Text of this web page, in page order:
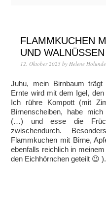
FLAMMKUCHEN
UND WALNÜSSEN
12. Oktober 2025 by Helene
Juhu, mein Birnbaum
Ernte wird mit dem Igel,
Ich rühre Kompott (mit
Birnenscheiben, habe
(…) und esse die
zwischendurch.
Flammkuchen mit Birne,
ebenfalls reichlich in
den Eichhörnchen geteilt 😉 ).